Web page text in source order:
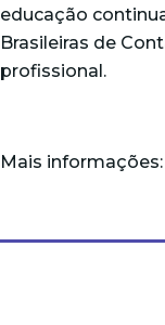
educação
Brasileiras de
profissional.
Mais